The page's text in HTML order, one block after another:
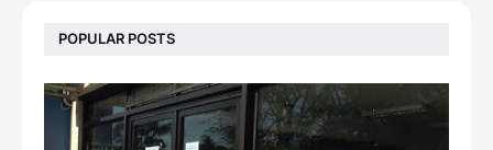
POPULAR POSTS